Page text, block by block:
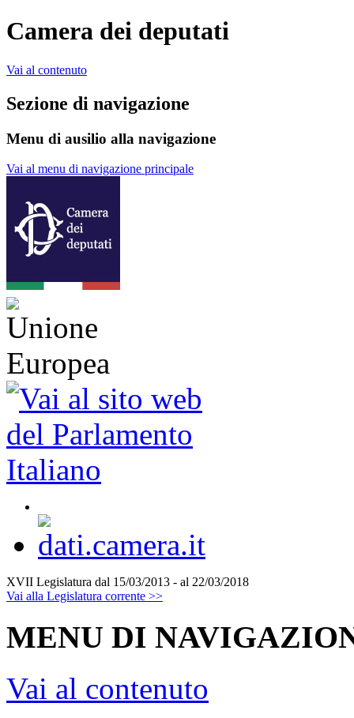
Camera dei deputati
Vai al contenuto
Sezione di navigazione
Menu di ausilio alla navigazione
Vai al menu di navigazione principale
XVII Legislatura dal 15/03/2013 - al 22/03/2018
Vai alla Legislatura corrente >>
MENU DI
Vai al contenuto